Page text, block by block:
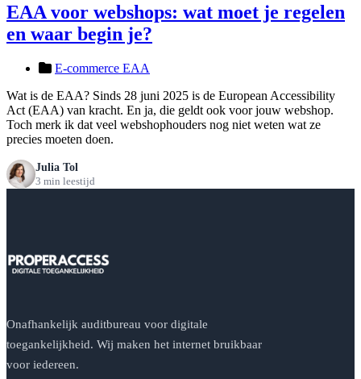
EAA voor webshops: wat moet je regelen
en waar begin je?
E-commerce EAA
Wat is de EAA? Sinds 28 juni 2025 is de European Accessibility
Act (EAA) van kracht. En ja, die geldt ook voor jouw webshop.
Toch merk ik dat veel webshophouders nog niet weten wat ze
precies moeten doen.
Julia Tol
3 min leestijd
Onafhankelijk auditbureau voor digitale
toegankelijkheid. Wij maken het internet bruikbaar
voor iedereen.